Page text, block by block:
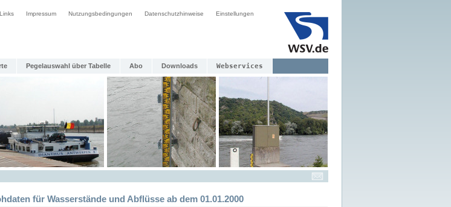
Links Impressum Nutzungsbedingungen Datenschutzhinweise Einstellungen
Pegelauswahl über Tabelle Abo Downloads Webservices
für Wasserstände und Abflüsse ab dem 01.01.2000